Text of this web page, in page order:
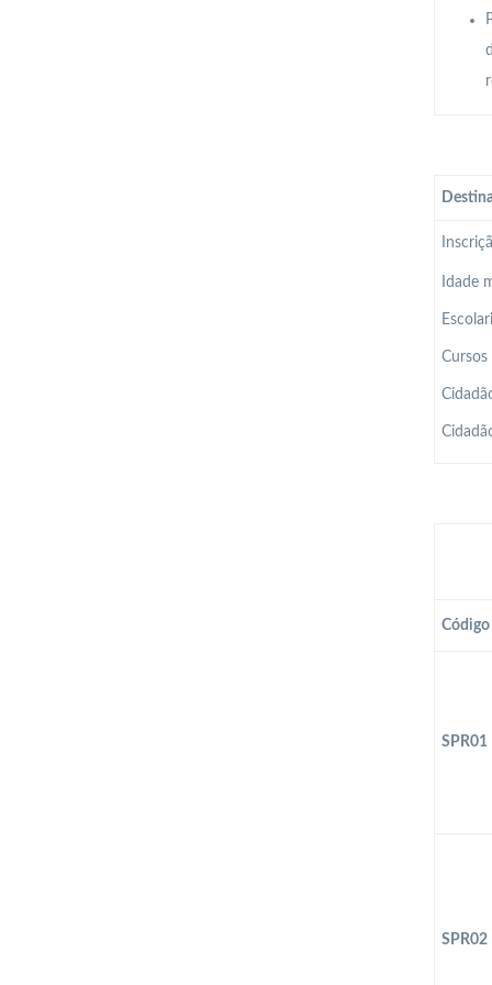
Idade
Cursos
Código
SPR01
SPR02